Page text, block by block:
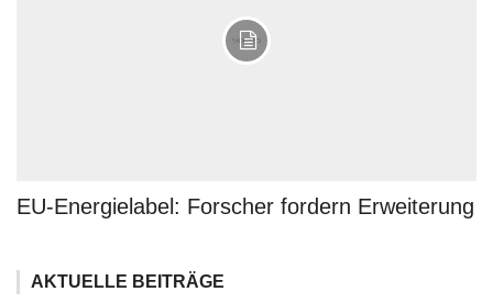
EU-Energielabel: Forscher fordern Erweiterung
AKTUELLE BEITRÄGE